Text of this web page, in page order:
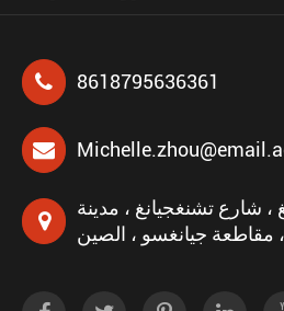
8618795636361
، شارع تشنغجيانغ ، مدينة